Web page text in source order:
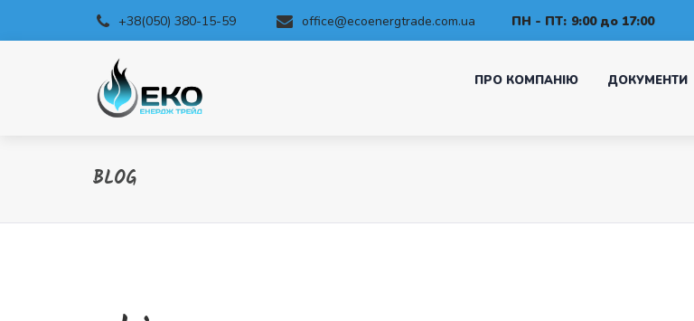
+38(050) 380-15-59 office@ecoenergtrade.com.ua ПН - ПТ: 9:00 до 17:00
ПРО КОМПАНІЮ ДОКУМЕНТИ
BLOG